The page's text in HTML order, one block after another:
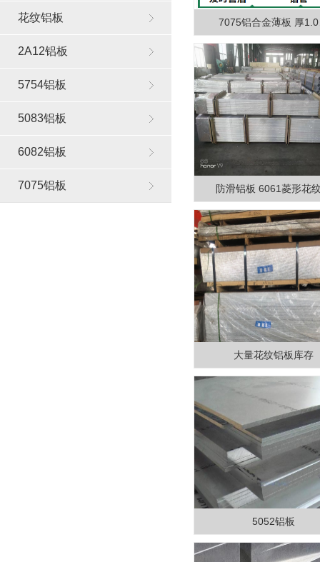
花纹铝板
2A12铝板
5754铝板
5083铝板
6082铝板
7075铝板
7075铝合金薄板 厚
防滑铝板 6061菱形花
大量花纹铝板库存
5052铝板